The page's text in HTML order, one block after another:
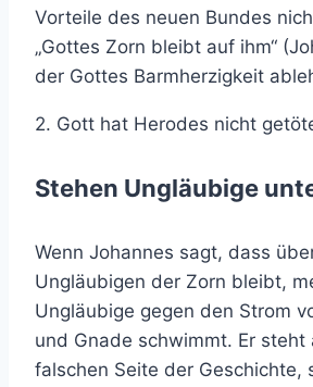
Vorteile des neuen Bundes
„Gottes Zorn bleibt auf ihm“
der Gottes Barmherzigkeit
2. Gott hat Herodes nicht
Stehen Ungläubige
Wenn Johannes sagt, dass
Ungläubigen der Zorn bleibt,
Ungläubige gegen den Strom
und Gnade schwimmt. Er steht
falschen Seite der Geschichte,